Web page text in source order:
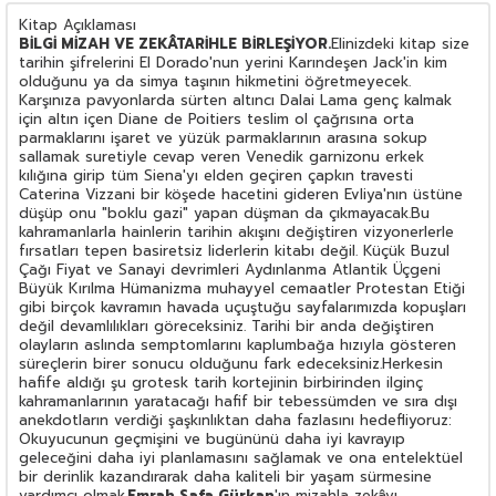
Kitap Açıklaması
BİLGİ MİZAH VE ZEKÂTARİHLE BİRLEŞİYOR.Elinizdeki kitap size
tarihin şifrelerini El Dorado'nun yerini Karındeşen Jack'in kim
olduğunu ya da simya taşının hikmetini öğretmeyecek.
Karşınıza pavyonlarda sürten altıncı Dalai Lama genç kalmak
için altın içen Diane de Poitiers teslim ol çağrısına orta
parmaklarını işaret ve yüzük parmaklarının arasına sokup
sallamak suretiyle cevap veren Venedik garnizonu erkek
kılığına girip tüm Siena'yı elden geçiren çapkın travesti
Caterina Vizzani bir köşede hacetini gideren Evliya'nın üstüne
düşüp onu "boklu gazi" yapan düşman da çıkmayacak.Bu
kahramanlarla hainlerin tarihin akışını değiştiren vizyonerlerle
fırsatları tepen basiretsiz liderlerin kitabı değil. Küçük Buzul
Çağı Fiyat ve Sanayi devrimleri Aydınlanma Atlantik Üçgeni
Büyük Kırılma Hümanizma muhayyel cemaatler Protestan Etiği
gibi birçok kavramın havada uçuştuğu sayfalarımızda kopuşları
değil devamlılıkları göreceksiniz. Tarihi bir anda değiştiren
olayların aslında semptomlarını kaplumbağa hızıyla gösteren
süreçlerin birer sonucu olduğunu fark edeceksiniz.Herkesin
hafife aldığı şu grotesk tarih kortejinin birbirinden ilginç
kahramanlarının yaratacağı hafif bir tebessümden ve sıra dışı
anekdotların verdiği şaşkınlıktan daha fazlasını hedefliyoruz:
Okuyucunun geçmişini ve bugününü daha iyi kavrayıp
geleceğini daha iyi planlamasını sağlamak ve ona entelektüel
bir derinlik kazandırarak daha kaliteli bir yaşam sürmesine